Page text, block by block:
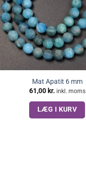
Mat Apatit 6 mm
61,00kr. inkl. moms
LÆG I KURV